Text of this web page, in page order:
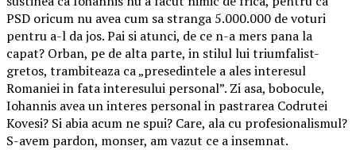
PSD oricum nu avea cum sa stranga 5.000.000 de voturi
pentru a-l da jos. Pai si atunci, de ce n-a mers pana la
capat? Orban, pe de alta parte, in stilul lui triumfalist-
gretos, trambiteaza ca „presedintele a ales interesul
Romaniei in fata interesului personal”. Zi asa, bobocule,
Iohannis avea un interes personal in pastrarea Codrutei
Kovesi? Si abia acum ne spui? Care, ala cu profesionalismul?
S-avem pardon, monser, am vazut ce a insemnat.